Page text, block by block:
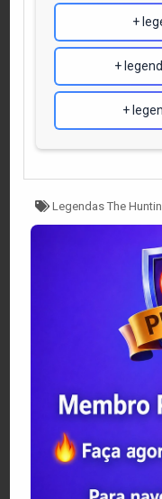
+
+
+
Tagged
Legendas The